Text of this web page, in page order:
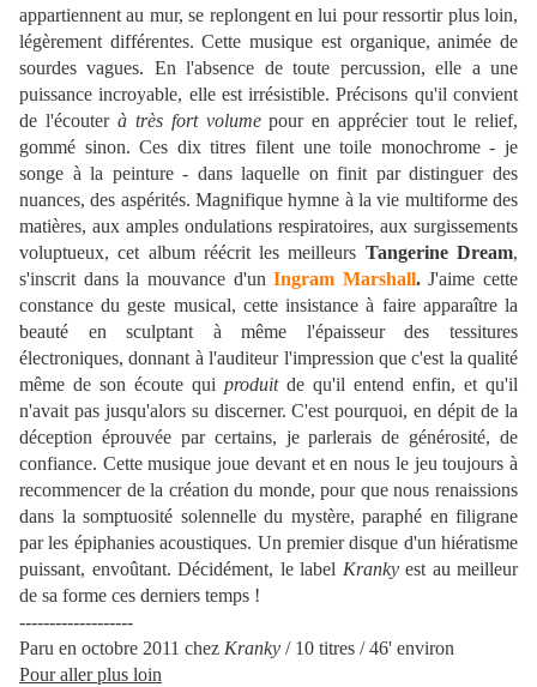
appartiennent au mur, se replongent en lui pour ressortir plus loin,
légèrement différentes. Cette musique est organique, animée de
sourdes vagues. En l'absence de toute percussion, elle a une
puissance incroyable, elle est irrésistible. Précisons qu'il convient
de l'écouter à très fort volumepour en apprécier tout le relief,
gommé sinon. Ces dix titres filent une toile monochrome - je
songe à la peinture - dans laquelle on finit par distinguer des
nuances, des aspérités. Magnifique hymne à la vie multiforme des
matières, aux amples ondulations respiratoires, aux surgissements
voluptueux, cet album réécrit les meilleurs Tangerine Dream,
s'inscrit dans la mouvance d'unIngram Marshall.J'aime cette
constance du geste musical, cette insistance à faire apparaître la
beauté en sculptant à même l'épaisseur des tessitures
électroniques, donnant à l'auditeur l'impression que c'est la qualité
même de son écoute qui produitde qu'il entend enfin, et qu'il
n'avait pas jusqu'alors su discerner. C'est pourquoi, en dépit de la
déception éprouvée par certains, je parlerais de générosité, de
confiance. Cette musique joue devant et en nous le jeu toujours à
recommencer de la création du monde, pour que nous renaissions
dans la somptuosité solennelle du mystère, paraphé en filigrane
par les épiphanies acoustiques. Un premier disque d'un hiératisme
puissant, envoûtant. Décidément, le label Krankyest au meilleur
de sa forme ces derniers temps !
-------------------
Paru en octobre 2011 chez Kranky / 10 titres / 46' environ
Pour aller plus loin